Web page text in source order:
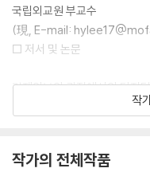
국립외교원 부교수
(現, E-mail:
□ 저서 및 논문
경제안보의 관점에서의 디지
작
작가의 전체작품